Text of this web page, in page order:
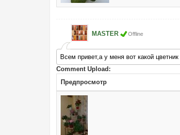
MASTER Offline
Всем привет,а у меня вот какой
Comment Upload:
Предпросмотр